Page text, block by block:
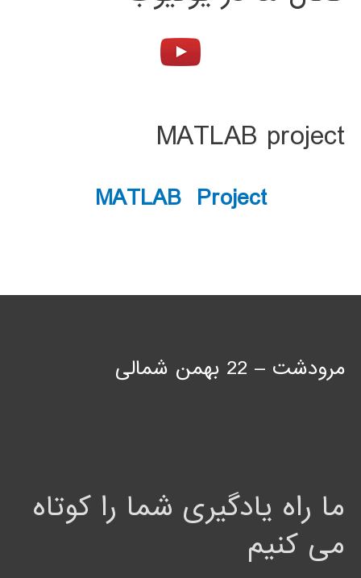
MATLAB project
MATLAB Project
مرودشت – 22 بهمن شمالی
ما راه یادگیری شما را کوتاه
می کنیم